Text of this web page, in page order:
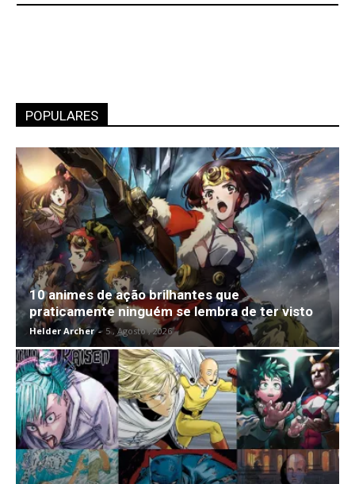
POPULARES
10 animes de ação brilhantes que
praticamente ninguém se lembra de ter visto
Helder Archer - 5 , Agosto , 2026